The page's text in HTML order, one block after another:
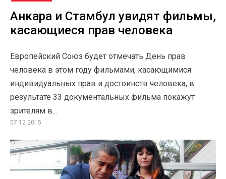
Анкара и Стамбул увидят фильмы,
касающиеся прав человека
Европейский Союз будет отмечать День прав
человека в этом году фильмами, касающимися
индивидуальных прав и достоинств человека, в
результате 33 документальных фильма покажут
зрителям в...
07.12.2015